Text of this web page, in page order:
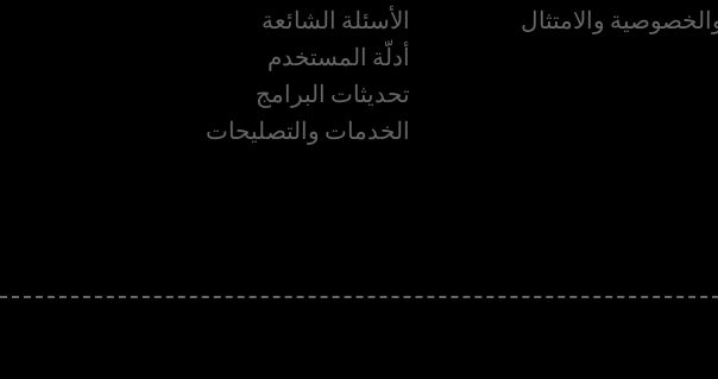
HMD
والامتثال
الأسئلة الشائعة
أدلّة المستخدم
تحديثات البرامج
الخدمات والتصليحات